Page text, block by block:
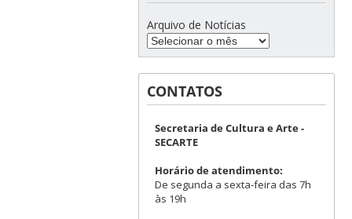
Arquivo de Notícias
CONTATOS
Secretaria de Cultura e Arte -
SECARTE
Horário de atendimento:
De segunda a sexta-feira das 7h
às 19h